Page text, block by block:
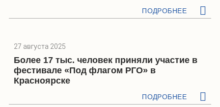
ПОДРОБНЕЕ
27 августа 2025
Более 17 тыс. человек приняли участие в
фестивале «Под флагом РГО» в
Красноярске
ПОДРОБНЕЕ